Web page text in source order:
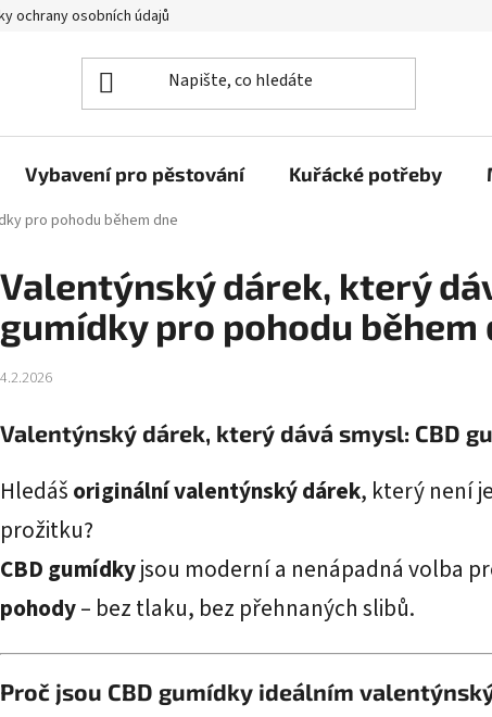
ochrany osobních údajů
Vybavení pro pěstování Kuřácké potřeby
pro pohodu během dne
Valentýnský dárek, který
gumídky pro pohodu během
4.2.2026
Valentýnský dárek, který dává smysl: CBD
Hledášoriginální valentýnský dárek, který není
prožitku?
CBD gumídkyjsou moderní a nenápadná volba
pohody– bez tlaku, bez přehnaných slibů.
Proč jsou CBD gumídky ideálním